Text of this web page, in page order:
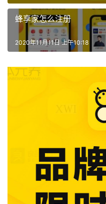
蜂享家怎么注册
2020年11月11日 上午10:18